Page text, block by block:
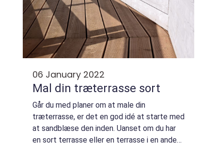
06 January 2022
Mal din træterrasse sort
Går du med planer om at male din
træterrasse, er det en god idé at starte med
at sandblæse den inden. Uanset om du har
en sort terrasse eller en terrasse i en anden